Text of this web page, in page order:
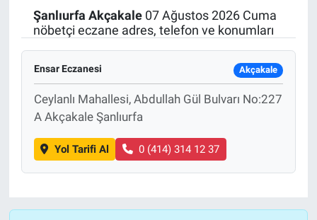
Şanlıurfa Akçakale07 Ağustos 2026 Cuma
nöbetçi eczane adres, telefon ve konumları
Ensar Eczanesi Akçakale
Ceylanlı Mahallesi, Abdullah Gül Bulvarı No:227
A Akçakale Şanlıurfa
Yol Tarifi Al 0 (414) 314 12 37
Politika
Bilecik
Kütahya
Genel
Çevre